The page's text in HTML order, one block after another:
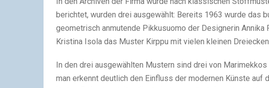
berichtet, wurden drei ausgewählt: Bereits 1963 wurde das
geometrisch anmutende Pikkusuomo der Designerin Annika
Kristina Isola das Muster Kirppu mit vielen kleinen
In den drei ausgewählten Mustern sind drei von
man erkennt deutlich den Einfluss der modernen Künste auf